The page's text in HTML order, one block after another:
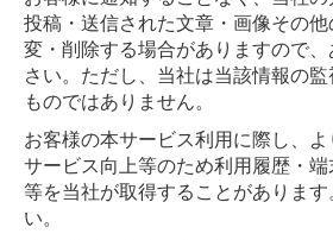
投稿・送信された文章・画像その
変・削除する場合がありますので
さい。ただし、当社は当該情報の
ものではありません。
お客様の本サービス利用に際し、
サービス向上等のため利用履歴・
等を当社が取得することがありま
い。